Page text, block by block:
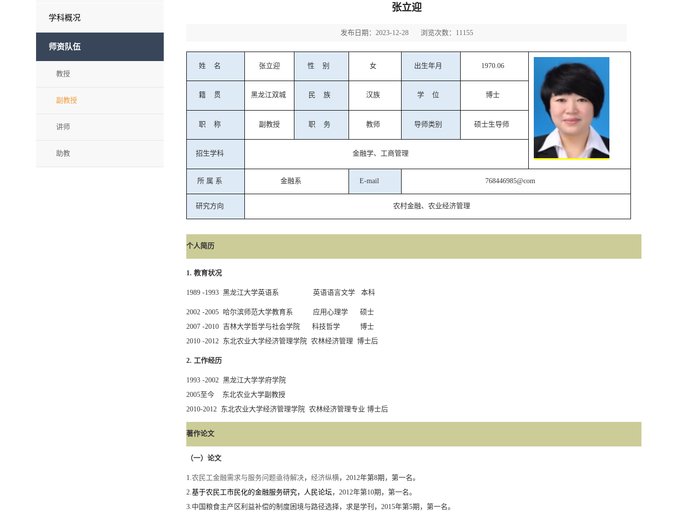
学科概况
师资队伍
教授
副教授
讲师
助教
张立迎
发布日期：2023-12-28 浏览次数：11155
姓 名 张立迎 性 别 女 出生年月 1970.06
籍 贯 黑龙江双城 民 族 汉族 学 位 博士
职 称 副教授 职 务 教师 导师类别 硕士生导师
招生学科 金融学、工商管理
所 属 系 金融系 E-mail 768446985@com
研究方向 农村金融、农业经济管理
个人简历
1. 教育状况
1989 -1993 黑龙江大学英语系 英语语言文学 本科
2002 -2005 哈尔滨师范大学教育系 应用心理学
硕士
2007 -2010 吉林大学哲学与社会学院 科技哲学
博士
2010 -2012 东北农业大学经济管理学院 农林经济管理 博士后
2. 工作经历
1993 -2002 黑龙江大学学府学院
2005至今
东北农业大学副教授
2010-2012 东北农业大学经济管理学院 农林经济管理专业 博士后
著作论文
（一）论文
1.农民工金融需求与服务问题亟待解决， 经济纵横， 2012年第8期， 第一名。
2.基于农民工市民化的金融服务研究，人民论坛， 2012年第10期， 第一名。
3.中国粮食主产区利益补偿的制度困境与路径选择，求是学刊， 2015年第5期， 第一名。